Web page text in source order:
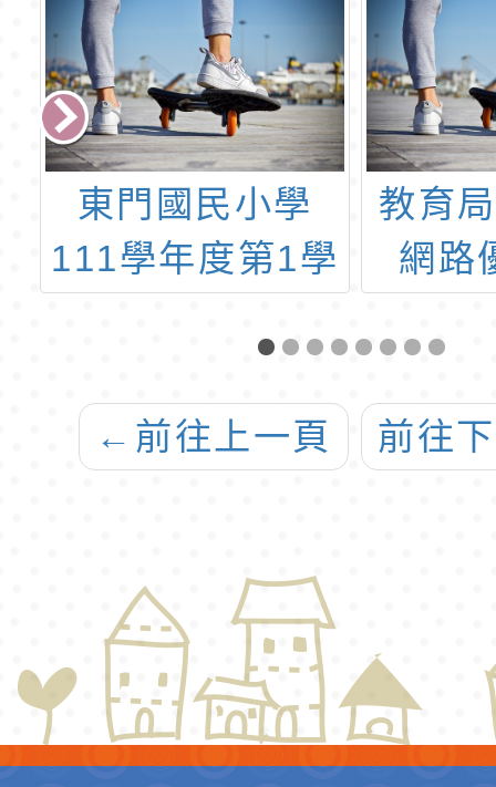
畫教師研習
工作坊
教育局補助電信
網路優惠方案
「開
庫房
← 前往上一頁 前往